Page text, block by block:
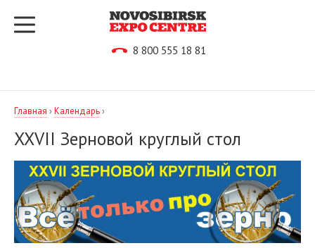
8 800 555 18 81
Главная ›Календарь›
XXVII Зерновой круглый стол